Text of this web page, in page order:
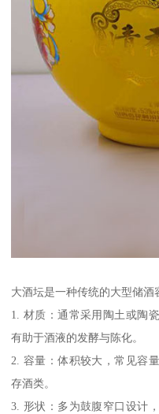
大酒坛是一种传统的大型储酒
1. 材质：通常采用陶土或陶
有助于酒液的发酵与陈化。
2. 容量：体积较大，常见容
存酒类。
3. 形状：多为鼓腹窄口设计